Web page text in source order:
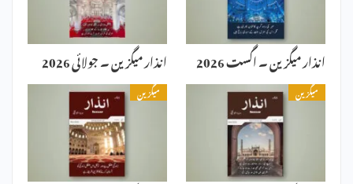
انذار میگزین ۔ اگست 2026 انذار میگزین ۔ جولائی 2026
میگزین میگزین